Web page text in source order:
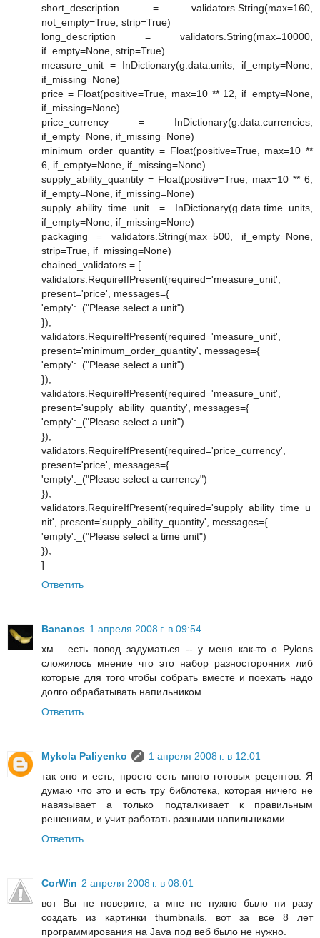
short_description = validators.String(max=160,
not_empty=True, strip=True)
long_description = validators.String(max=10000,
if_empty=None, strip=True)
measure_unit = InDictionary(g.data.units, if_empty=None,
if_missing=None)
price = Float(positive=True, max=10 ** 12, if_empty=None,
if_missing=None)
price_currency = InDictionary(g.data.currencies,
if_empty=None, if_missing=None)
minimum_order_quantity = Float(positive=True, max=10 **
6, if_empty=None, if_missing=None)
supply_ability_quantity = Float(positive=True, max=10 ** 6,
if_empty=None, if_missing=None)
supply_ability_time_unit = InDictionary(g.data.time_units,
if_empty=None, if_missing=None)
packaging = validators.String(max=500, if_empty=None,
strip=True, if_missing=None)
chained_validators = [
validators.RequireIfPresent(required='measure_unit',
present='price', messages={
'empty':_("Please select a unit")
}),
validators.RequireIfPresent(required='measure_unit',
present='minimum_order_quantity', messages={
'empty':_("Please select a unit")
}),
validators.RequireIfPresent(required='measure_unit',
present='supply_ability_quantity', messages={
'empty':_("Please select a unit")
}),
validators.RequireIfPresent(required='price_currency',
present='price', messages={
'empty':_("Please select a currency")
}),
validators.RequireIfPresent(required='supply_ability_time_u
nit', present='supply_ability_quantity', messages={
'empty':_("Please select a time unit")
}),
]
Ответить
Bananos 1 апреля 2008 г. в 09:54
хм... есть повод задуматься -- у меня как-то о Pylons
сложилось мнение что это набор разносторонних либ
которые для того чтобы собрать вместе и поехать надо
долго обрабатывать напильником
Ответить
Mykola Paliyenko
1 апреля 2008 г. в 12:01
так оно и есть, просто есть много готовых рецептов. Я
думаю что это и есть тру библотека, которая ничего не
навязывает а только подталкивает к правильным
решениям, и учит работать разными напильниками.
Ответить
CorWin 2 апреля 2008 г. в 08:01
вот Вы не поверите, а мне не нужно было ни разу
создать из картинки thumbnails. вот за все 8 лет
программирования на Java под веб было не нужно.